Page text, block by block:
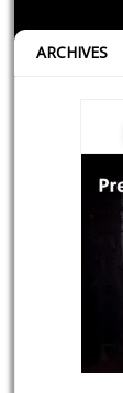
ARCHIVES